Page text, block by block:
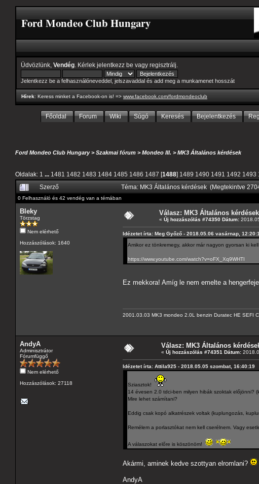
Ford Mondeo Club Hungary
Üdvözlünk, Vendég . Kérlek jelentkezz be vagy regisztrálj
Jelentkezz be a felhasználóneveddel, jelszavaddal és add meg a munkamenet hosszát
Hírek: Keress minket a Facebook-on is! => www.facebook.com/fordmondeoclub
Főoldal Forum Wiki Súgó Keresés Bejelentkezés
Ford Mondeo Club Hungary>Szakmai fórum >Mondeo III. >MK3 Általános kérdések
Oldalak: 1 ... 1481 1482 1483 1484 1485 1486 1487 [1488] 1489 1490 1491 1492 1493
Szerző Téma: MK3 Általános kérdések (Megtekintve
0 Felhasználó és 42 vendég van a témában
Bleky
Törzstag
Nem elérhető
Hozzászólások: 1640
Válasz: MK3 Általános kérdések
« Új hozzászólás #74350 Dátum:
Idézetet írta: Meg Győző - 2018.05.06 vasárnap,
Amikor ez tönkremegy, akkor már nagyon gyorsan ki
https://www.youtube.com/watch?v=oFX_Xq9WHTI
Ez mekkora! Amíg le nem emelte a
2001.03.03 MK3 mondeo 2.0L benzin Duratec HE SEFI
AndyA
Adminisztrátor
Fórumfüggő
Nem elérhető
Hozzászólások: 27118
Válasz: MK3 Általános
« Új hozzászólás #74351 Dátum:
Idézetet írta: Attila925 - 2018.05.05 szombat, 16:40:19
Sziasztok!
14 évesen 2.0 tdci-ben milyen hibák szoktak előjönni?
Mire lehet számítani?
Eddig csak kopó alkatrészek voltak (kuplungozás,
Remélem a porlasztókat nem kell cserélnem. Vagy
A válaszokat előre is köszönöm!
Akármi, aminek kedve szottyan elromlani?
AndyA